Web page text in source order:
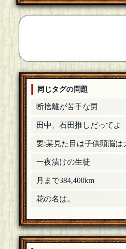
S@mple[１０問出題]
S@mple[１０問出題]
ぎんがけいさん歓迎い
参加します。[18年06月
S@mple[１０問出題]
エリムさん歓迎いたし
エリム [１００回良質問]
参加します [18年06月25
まんが大好きさん歓迎
まんが大好き
よろしくおねがいしま
同じタグの問題
断捨離が苦手な男
田中、石田推しだってよ
要:某見た目は子供頭脳
一夜漬けの生徒
月まで384,400km
花の名は。